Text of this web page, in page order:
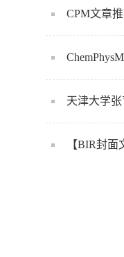
CPM文章
天津大学
【BIR封